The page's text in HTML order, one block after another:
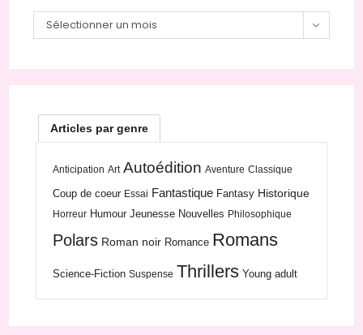
Archives
Sélectionner un mois
Articles par genre
Anticipation Art Autoédition Aventure Classique
Coup de coeur Essai Fantastique Fantasy Historique
Horreur Humour Jeunesse Nouvelles Philosophique
Polars Roman noir Romance Romans
Science-Fiction Suspense Thrillers Young adult